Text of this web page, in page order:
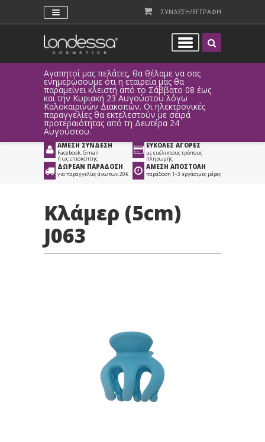
ΣΥΝΔΕΣΗ/ΕΓΓΡΑΦΗ
Αγαπητοί μας πελάτες, θα θέλαμε να σας
ενημερώσουμε ότι η εταιρεία μας θα
παραμείνει κλειστή από το Σάββατο 08 έως
και την Κυριακή 23 Αυγούστου λόγω
Καλοκαιρινών Διακοπών. Οι ηλεκτρονικές
παραγγελίες θα εκτελεστούν με σειρά
προτεραιότητας από τη Δευτέρα 24
Αυγούστου.
Προϊόντα >
Είδη Κομμωτηρίου
>
Αξεσουάρ Κομμωτηρίου
>
Αξεσουάρ Μαλλιών
> Κλάμερ Μαλλιών
ΑΜΕΣΗ ΣΥΝΔΕΣΗ
Facebook, Gmail
ή ως επισκέπτης
ΕΥΚΟΛΕΣ ΑΓΟΡΕΣ
με ευέλικτους τρόπους
πληρωμής
ΔΩΡΕΑΝ ΠΑΡΑΔΟΣΗ
για παραγγελίες άνω των 20€
ΑΜΕΣΗ ΑΠΟΣΤΟΛΗ
παράδοση 1-3 εργάσιμες μέρες
Κλάμερ (5cm)
J063